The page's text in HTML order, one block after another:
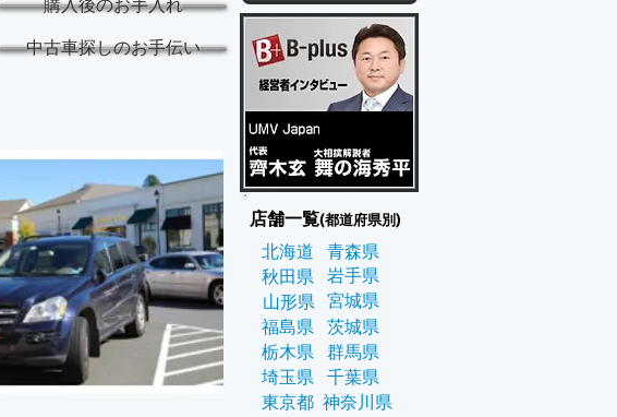
購入後のお手入れ
中古車探しのお手伝い
店舗一覧(都道府県別)
北海道
秋田県
山形県
福島県
栃木県
埼玉県
東京都
岩手県
青森県
宮城県
茨城県
群馬県
千葉県
神奈川県